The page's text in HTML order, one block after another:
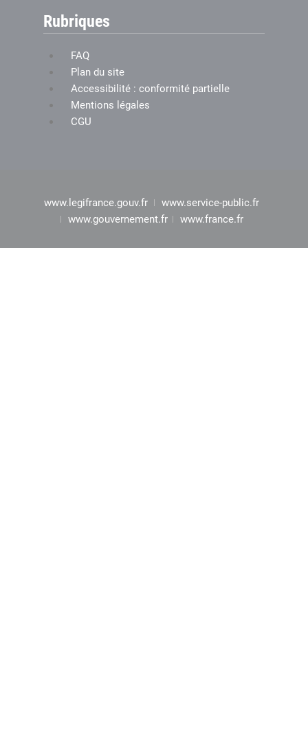
Rubriques
FAQ
Plan du site
Accessibilité : conformité partielle
Mentions légales
CGU
www.legifrance.gouv.fr
www.service-public.fr
www.gouvernement.fr
www.france.fr